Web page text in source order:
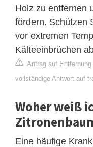
Holz zu entfernen
fördern. Schützen
vor extremen
Kälteeinbrüchen
Antrag auf
vollständige Antwort auf
Woher weiß
Eine häufige